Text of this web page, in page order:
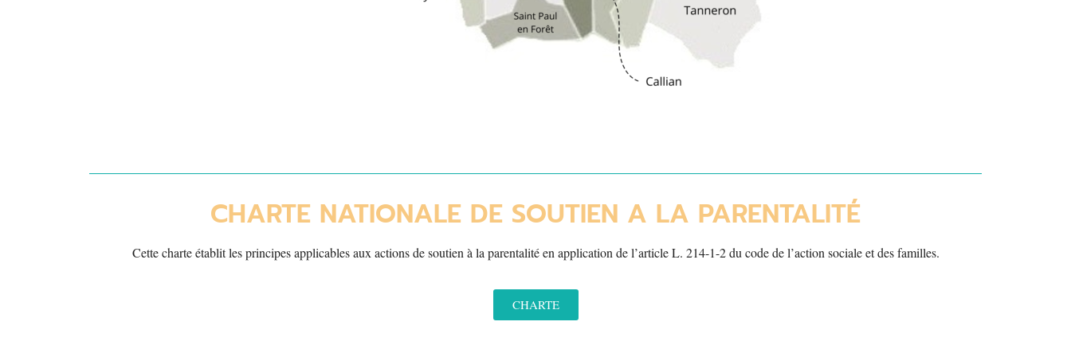
CHARTE NATIONALE DE SOUTIEN A LA PARENTALITÉ
Cette charte établit les principes applicables aux actions de soutien à la parentalité en application de l’article L. 214-1-2 du code de l’action sociale et des familles.
CHARTE